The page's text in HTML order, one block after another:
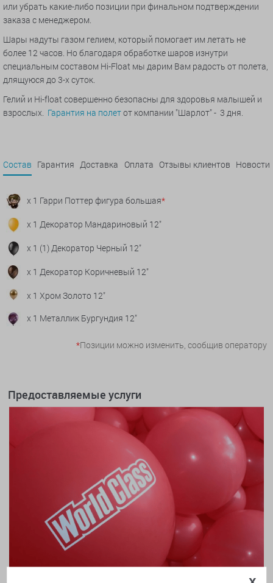
или убрать какие-либо позиции при финальном подтверждении
заказа с менеджером.
Шары надуты газом гелием, который помогает им летать не
более 12 часов. Но благодаря обработке шаров изнутри
специальным составом Hi-Float мы дарим Вам радость от полета,
длящуюся до 3-х суток.
Гелий и Hi-float совершенно безопасны для здоровья малышей и
взрослых. Гарантия на полетот компании "Шарлот" - 3 дня.
Состав Гарантия Доставка Оплата Отзывы клиентов Новости
x 1 Гарри Поттер фигура большая*
x 1 Декоратор Мандариновый 12"
x 1 (1) Декоратор Черный 12"
x 1 Декоратор Коричневый 12"
x 1 Хром Золото 12"
x 1 Металлик Бургундия 12"
*Позиции можно изменить, сообщив оператору
Предоставляемые услуги